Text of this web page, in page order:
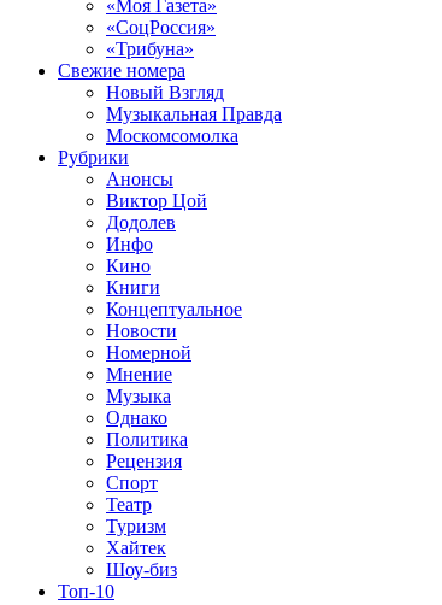
«Моя Газета»
«СоцРоссия»
«Трибуна»
Свежие номера
Новый Взгляд
Музыкальная Правда
Москомсомолка
Рубрики
Анонсы
Виктор Цой
Додолев
Инфо
Кино
Книги
Концептуальное
Новости
Номерной
Мнение
Музыка
Однако
Политика
Рецензия
Спорт
Театр
Туризм
Хайтек
Шоу-биз
Топ-10